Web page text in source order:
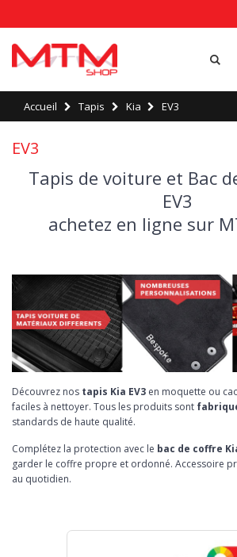
Accueil Tapis Kia EV3
EV3
Tapis de voiture et Bac
EV3
achetez en ligne sur
Découvrez nos tapis Kia EV3 en moquette ou
faciles à nettoyer. Tous les produits sont
standards de haute qualité.
Complétez la protection avec le bac de coffre
garder le coffre propre et ordonné. Accessoire
au quotidien.